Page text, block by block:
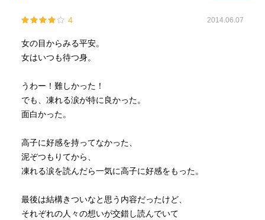
4 2014.06.07
女の目からみる平安。
女はいつも待つ身。
うわー！難しかった！
でも、凍れる涙が特に良かった。
面白かった。
高子に好感を持ってなかった、
泥ぞつもりてから、
凍れる涙を読んだら一気に高子に好感をもった。
最後は結構きついなと思う内容だったけど、
それぞれの人々の想いが交錯し読んでいて